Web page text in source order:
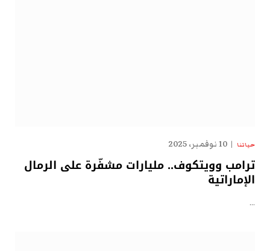
حياتنا 10 نوفمبر، 2025
ترامب وويتكوف.. مليارات مشفّرة على الرمال
الإماراتية
…